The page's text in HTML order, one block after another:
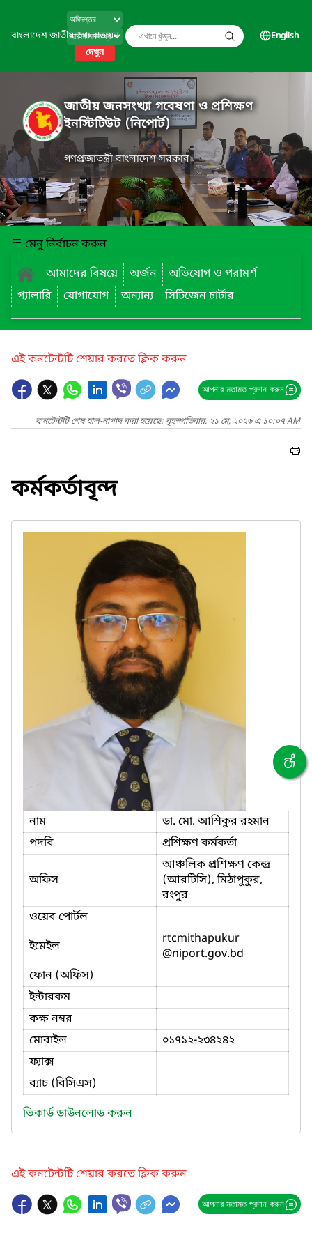
বাংলাদেশ জাতীয় তথ্য বাতায়ন
দেখুন
English
জাতীয় জনসংখ্যা গবেষণা ও প্রশিক্ষণ
ইনস্টিটিউট (নিপোর্ট)
গণপ্রজাতন্ত্রী বাংলাদেশ সরকার
মেনু নির্বাচন করুন
আমাদের বিষয়ে
অর্জন
অভিযোগ ও পরামর্শ
গ্যালারি
যোগাযোগ অন্যান্য সিটিজেন চার্টার
এই কনটেন্টটি শেয়ার করতে ক্লিক করুন
আপনার মতামত প্রদান করুন
কনটেন্টটি শেষ হাল-নাগাদ করা হয়েছে: বৃহস্পতিবার, ২১ মে, ২০২৬ এ ১০:০৭ AM
কর্মকর্তাবৃন্দ
নাম
ডা. মো. আশিকুর রহমান
পদবি
প্রশিক্ষণ কর্মকর্তা
অফিস
আঞ্চলিক প্রশিক্ষণ কেন্দ্র
(আরটিসি), মিঠাপুকুর,
রংপুর
ওয়েব পোর্টল
ইমেইল
rtcmithapukur
@niport.gov.bd
ফোন (অফিস)
ইন্টারকম
কক্ষ নম্বর
মোবাইল
০১৭১২-২৩৪২৪২
ফ্যাক্স
ব্যাচ (বিসিএস)
ভিকার্ড ডাউনলোড করুন
এই কনটেন্টটি শেয়ার করতে ক্লিক করুন
আপনার মতামত প্রদান করুন